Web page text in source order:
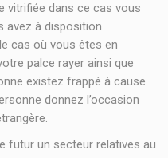
vitrifiée dans ce cas vous
avez à disposition
cas où vous êtes en
palce rayer ainsi que
existez frappé à cause
donnez l’occasion
futur un secteur relatives au